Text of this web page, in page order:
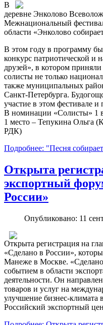
В
деревне Энколово
Межнациональный
области «Энколово
В этом году в программу
конкурс патриотической и
друзей», в котором
солисты не только
также муниципальных
Санкт-Петербурга.
участие в этом фестивале
В номинации «Солисты» 1
1 место – Тепукина Ольга
РДК)
Подробнее: "Песня
Открыта
экспортный
России»
Опубликовано: 11
Открыта регистрация на
«Сделано в России»,
Манеже в Москве.
событием в области
деятельности. Он
товаров и услуг на
улучшение бизнес-климата
Российский экспортный